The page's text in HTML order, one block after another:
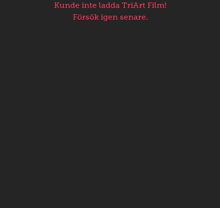
Kunde inte ladda TriArt Film!
Försök igen senare.